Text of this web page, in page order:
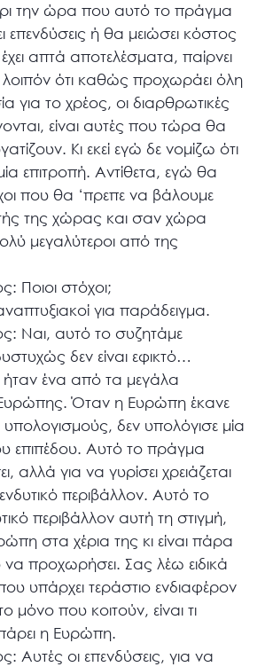
την ώρα που αυτό το πράγμα
επενδύσεις ή θα μειώσει κόστος
απτά αποτελέσματα, παίρνει
ότι καθώς προχωράει όλη
για το χρέος, οι διαρθρωτικές
είναι αυτές που τώρα θα
Κι εκεί εγώ δε νομίζω ότι
επιτροπή. Αντίθετα, εγώ θα
που θα ‘πρεπε να βάλουμε
της χώρας και σαν χώρα
μεγαλύτεροι από της
Ποιοι στόχοι;
για παράδειγμα.
Ναι, αυτό το συζητάμε
δεν είναι εφικτό…
ένα από τα μεγάλα
Ευρώπης. Όταν η Ευρώπη έκανε
δεν υπολόγισε μία
επιπέδου. Αυτό το πράγμα
αλλά για να γυρίσει χρειάζεται
περιβάλλον. Αυτό το
περιβάλλον αυτή τη στιγμή,
στα χέρια της κι είναι πάρα
προχωρήσει. Σας λέω ειδικά
υπάρχει τεράστιο ενδιαφέρον
μόνο που κοιτούν, είναι τι
η Ευρώπη.
Αυτές οι επενδύσεις, για να